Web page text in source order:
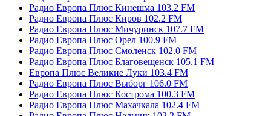
Радио Европа Плюс Кинешма 103.2 FM
Радио Европа Плюс Киров 102.2 FM
Радио Европа Плюс Мичуринск 107.7 FM
Радио Европа Плюс Орел 100.9 FM
Радио Европа Плюс Смоленск 102.0 FM
Радио Европа Плюс Благовещенск 105.1 FM
Европа Плюс Великие Луки 103.4 FM
Радио Европа Плюс Выборг 106.0 FM
Радио Европа Плюс Кострома 100.3 FM
Радио Европа Плюс Махачкала 102.4 FM